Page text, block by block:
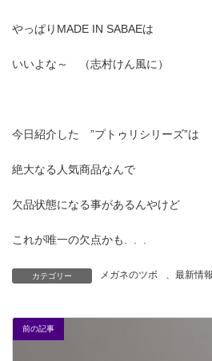
やっぱりMADE IN SABAEは
いいよな～ （志村けん風に）
今日紹介した ”プトゥリシリーズ”は
絶大なる人気商品なんで
欠品状態になる事があるんやけど
これが唯一の欠点かも. . .
カテゴリー メガネのツボ 最新情報
前の記事